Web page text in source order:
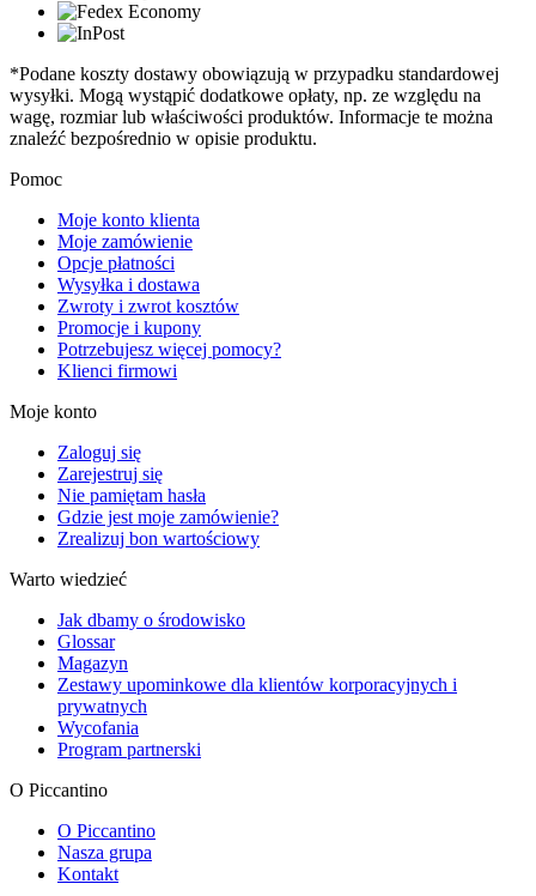
*Podane koszty dostawy obowiązują w przypadku standardowej
wysyłki. Mogą wystąpić dodatkowe opłaty, np. ze względu na
wagę, rozmiar lub właściwości produktów. Informacje te można
znaleźć bezpośrednio w opisie produktu.
Pomoc
Moje konto klienta
Moje zamówienie
Opcje płatności
Wysyłka i dostawa
Zwroty i zwrot kosztów
Promocje i kupony
Potrzebujesz więcej pomocy?
Klienci firmowi
Moje konto
Zaloguj się
Zarejestruj się
Nie pamiętam hasła
Gdzie jest moje zamówienie?
Zrealizuj bon wartościowy
Warto wiedzieć
Jak dbamy o środowisko
Glossar
Magazyn
Zestawy upominkowe dla klientów korporacyjnych i
prywatnych
Wycofania
Program partnerski
O Piccantino
O Piccantino
Nasza grupa
Kontakt